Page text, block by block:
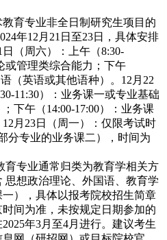
教育专业非全日制研究生项目的
年12月21日至23日‌，具体安排
日（周六）‌：
上午（8:30-
或管理类综合能力； 下午
（英语或其他语种）。 12月22
11:30）：业务课一或专业基础
下午（14:00-17:00）：业务课
12月23日（周一）‌： 仅限考试时
分专业的业务课二），时间为
育专业通常归类为教育学相关方
思想政治理论、外国语、教育学
），具体以报考院校招生简章
间为准，未按规定日期参加的
年3月至4月进行。 建议考生